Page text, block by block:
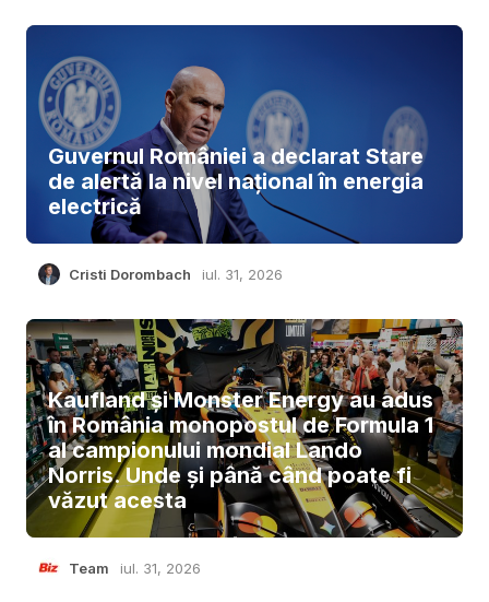
Guvernul României a declarat Stare
de alertă la nivel național în energia
electrică
Cristi Dorombach iul. 31, 2026
Kaufland și Monster Energy au adus
în România monopostul de Formula 1
al campionului mondial Lando
Norris. Unde și până când poate fi
văzut acesta
Team iul. 31, 2026